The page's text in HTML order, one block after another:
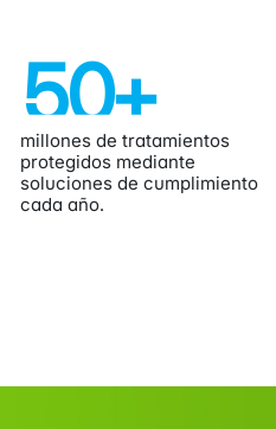
50+
millones de tratamientos
protegidos mediante
soluciones de cumplimiento
cada año.